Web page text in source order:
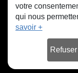
votre
qui nous
savoir +
Refuser